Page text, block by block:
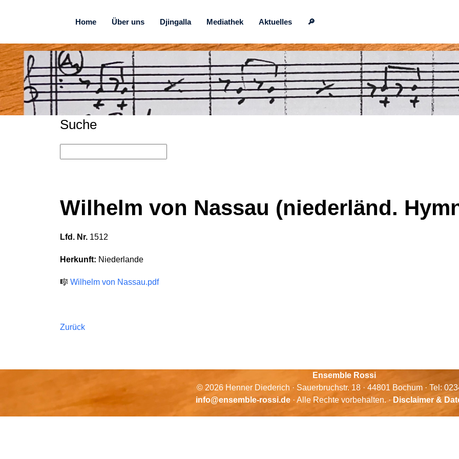
Home Über uns Djingalla Mediathek Aktuelles 🔎
Suche
Wilhelm von Nassau (niederländ.
Lfd. Nr. 1512
Herkunft: Niederlande
🎼 Wilhelm von Nassau.pdf
Zurück
Ensemble Rossi
© 2026 Henner Diederich · Sauerbruchstr. 18 · 44801 Bochum · Tel:
info@ensemble-rossi.de· Alle Rechte vorbehalten. · Disclaimer &